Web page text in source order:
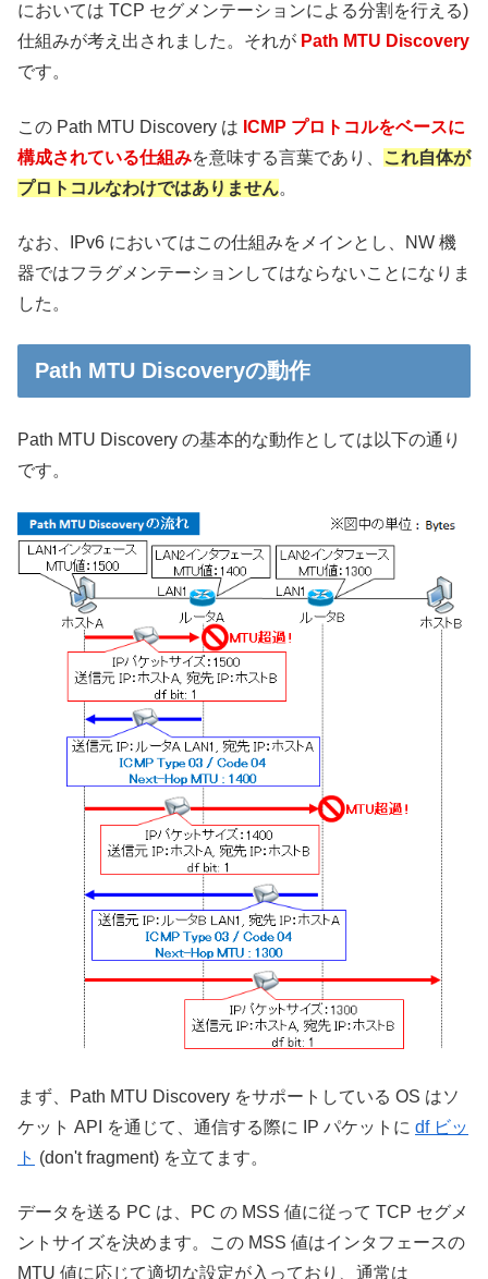
においては TCP セグメンテーションによる分割を行える)
仕組みが考え出されました。それが Path MTU Discovery
です。
この Path MTU Discovery は ICMP プロトコルをベースに
構成されている仕組みを意味する言葉であり、
これ自体が
プロトコルなわけではありません。
なお、IPv6 においてはこの仕組みをメインとし、NW 機
器ではフラグメンテーションしてはならないことになりま
した。
Path MTU Discoveryの動作
Path MTU Discovery の基本的な動作としては以下の通り
です。
まず、Path MTU Discovery をサポートしている OS はソ
ケット API を通じて、通信する際に IP パケットに df ビッ
ト (don't fragment) を立てます。
データを送る PC は、PC の MSS 値に従って TCP セグメ
ントサイズを決めます。この MSS 値はインタフェースの
MTU 値に応じて適切な設定が入っており、通常は